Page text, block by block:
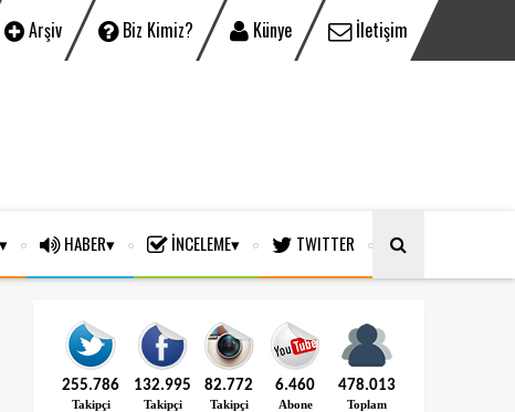
Arşiv Biz Kimiz? Künye İletişim
HABER İNCELEME TWITTER
255.786
Takipçi
132.995
Takipçi
82.772
Takipçi
6.460
Abone
478.013
Toplam